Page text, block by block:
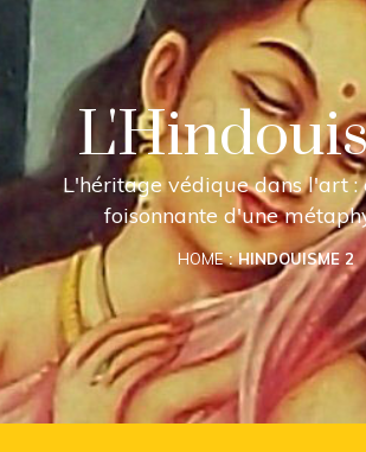
L'héritage védique dans l'art :
foisonnante d'une
HOME HINDOUISME 2